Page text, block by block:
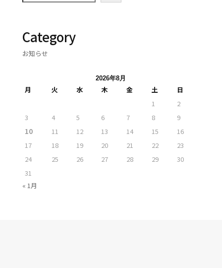
Category
お知らせ
2026年8月
月 火 水 木 金 土
日
1
2
3
4 5 6 7 8
9
10
11 12 13 14 15
16
17
18 19 20 21 22
23
24
25 26 27 28 29
30
31
« 1月